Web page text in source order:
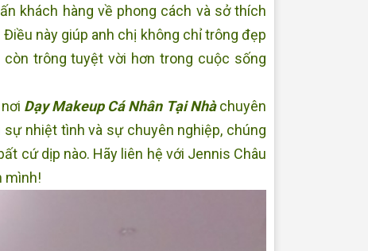
khách hàng về phong cách và sở thích
này giúp anh chị không chỉ trông đẹp
trông tuyệt vời hơn trong cuộc sống
Dạy Makeup Cá Nhân Tại Nhàchuyên
nhiệt tình và sự chuyên nghiệp, chúng
cứ dịp nào. Hãy liên hệ với Jennis Châu
mình!